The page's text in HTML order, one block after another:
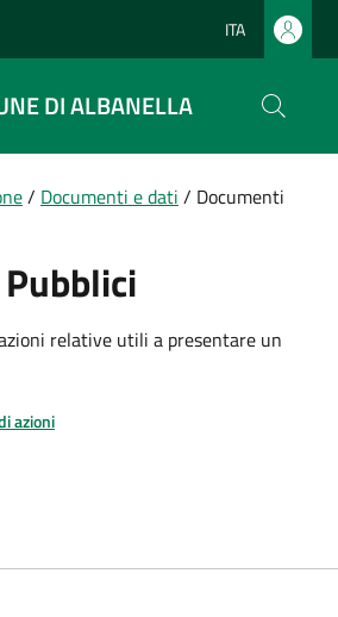
Lingua attiva:
ITA
DI ALBANELLA
/ Documenti e dati / Documenti
relative utili a presentare un
azioni